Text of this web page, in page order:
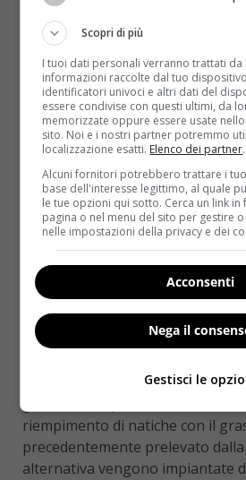
Brasile e che in Italia è fuori
anni “. Il problema, per quanto
Paese, è un altro.
l problema, qua da noi, è
iniettabile che, nonostante sia
viene ancora iniettato nei
poco esperti e con pochi scrupoli –
molto più spesso da personaggi
stranieri che vengono in Italia a
senza alcuna autorizzazione e
tratta per fortuna di casi
reginetta brasiliana, ma anche in
di iniettare sostanze non autorizzate
I rischi maggiori riguardano i
introdotta la maggiore quantità
lentamente viene riassorbito dal
riempimento di natiche con il
precedentemente prelevato
alternativa vengono impiantate
Scopri di più
I tuoi dati personali verranno trattati da
informazioni raccolte dal tuo
identificatori univoci e altri dati del
essere condivise con questi ultimi, da
memorizzate oppure essere usate
sito. Noi e i nostri partner potremmo
localizzazione esatti. Elenco dei partner.
Alcuni fornitori potrebbero trattare i
base dell'interesse legittimo, al quale
le tue opzioni qui sotto. Cerca un link in
pagina o nel menu del sito per gestire
nelle impostazioni della privacy e dei
Acconsenti
Nega il
Gestisci le